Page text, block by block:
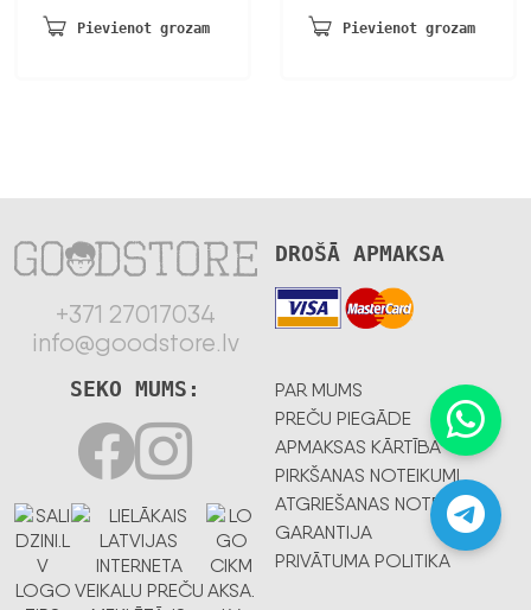
Pievienot grozam
bija:
ir:
Pievienot grozam
+371 27017034
info@goodstore.lv
DROŠĀ APMAKSA
PAR MUMS
PREČU PIEGĀDE
APMAKSAS KĀRTĪBA
PIRKŠANAS NOTEIKUMI
ATGRIEŠANAS NOTEIKUMI
GARANTIJA
PRIVĀTUMA POLITIKA
SEKO MUMS: